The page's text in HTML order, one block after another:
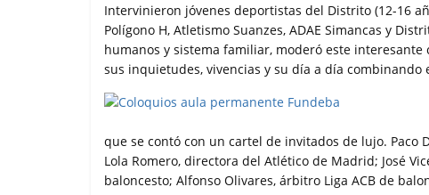
Intervinieron jóvenes deportistas del Distrito (12-16
Polígono H, Atletismo Suanzes, ADAE Simancas y
humanos y sistema familiar, moderó este
sus inquietudes, vivencias y su día a día combinando
que se contó con un cartel de invitados de lujo. Paco
Lola Romero, directora del Atlético de Madrid; José
baloncesto; Alfonso Olivares, árbitro Liga ACB de